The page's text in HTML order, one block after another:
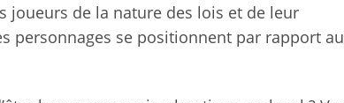
joueurs de la nature des lois et de leur
personnages se positionnent par rapport